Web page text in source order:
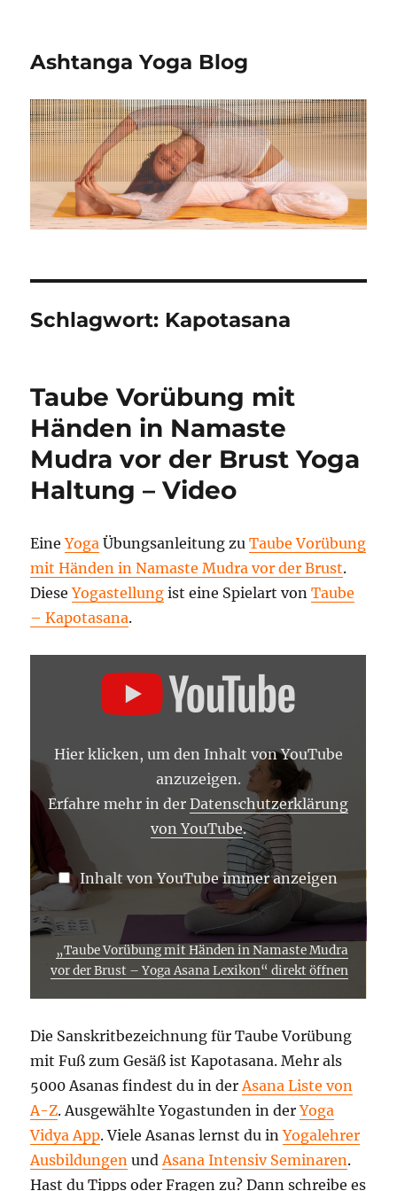
Ashtanga Yoga Blog
Schlagwort: Kapotasana
Taube Vorübung mit
Händen in Namaste
Mudra vor der Brust Yoga
Haltung – Video
EineYoga Übungsanleitung zuTaube Vorübung
mit Händen in Namaste Mudra vor der Brust.
DieseYogastellung ist eine Spielart vonTaube
– Kapotasana.
„TAUBE
VORÜBUNG
MUDRA
VOR
BRUST
–
YOGA
ASANA
LEXIKON“
VON
YOUTUBE
ANZEIGEN
Hier klicken, um den Inhalt von YouTube
anzuzeigen.
Erfahre mehr in derDatenschutzerklärung
von YouTube.
Inhalt von YouTube immer anzeigen
„Taube Vorübung mit Händen in Namaste Mudra
vor der Brust – Yoga Asana Lexikon“ direkt öffnen
Die Sanskritbezeichnung für Taube Vorübung
mit Fuß zum Gesäß ist Kapotasana. Mehr als
5000 Asanas findest du in der Asana Liste von
A-Z. Ausgewählte Yogastunden in derYoga
Vidya App. Viele Asanas lernst du inYogalehrer
Ausbildungen und Asana Intensiv Seminaren.
Hast du Tipps oder Fragen zu? Dann schreibe es